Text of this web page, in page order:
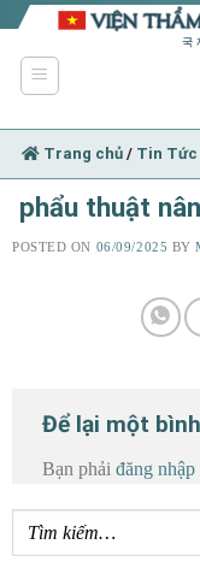
Skip
content
국
Trang chủ/ Tin Tức
phẩu thuật
POSTED ON 06/09/2025 BY
Để lại một
Bạn phải đăng nhập